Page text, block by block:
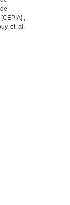
,
et. al.